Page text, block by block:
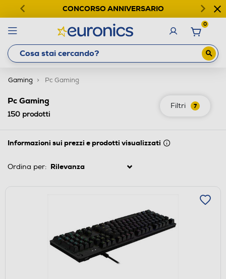
CONCORSO ANNIVERSARIO
0
Gaming Pc Gaming
Filtri 7
Pc Gaming
150 prodotti
Informazioni sui prezzi e prodotti visualizzati
Ordina per: